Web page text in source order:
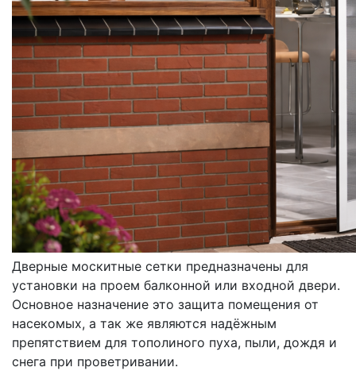
МОСКИТНЫЕ СЕТКИ
ДВЕРНЫЕ
Дверные москитные сетки предназначены для
установки на проем балконной или входной двери.
Основное назначение это защита помещения от
насекомых, а так же являются надёжным
препятствием для тополиного пуха, пыли, дождя и
снега при проветривании.